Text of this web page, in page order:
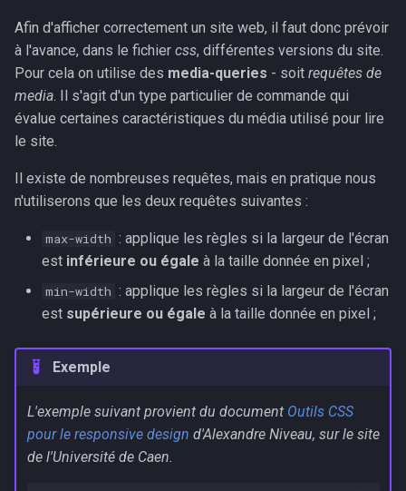
Afin d'afficher correctement un site web, il faut donc prévoir
à l'avance, dans le fichier css, différentes versions du site.
Pour cela on utilise des media-queries - soit requêtes de
media. Il s'agit d'un type particulier de commande qui
évalue certaines caractéristiques du média utilisé pour lire
le site.
Il existe de nombreuses requêtes, mais en pratique nous
n'utiliserons que les deux requêtes suivantes :
max-width : applique les règles si la largeur de l'écran
est inférieure ou égale à la taille donnée en pixel ;
min-width : applique les règles si la largeur de l'écran
est supérieure ou égale à la taille donnée en pixel ;
Exemple
L'exemple suivant provient du document Outils CSS
pour le responsive design d'Alexandre Niveau, sur le site
de l'Université de Caen.